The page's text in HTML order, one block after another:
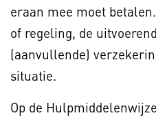
eraan mee moet
of regeling, de
(aanvullende)
situatie.
Op de